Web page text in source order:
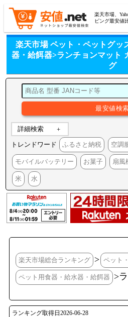
楽天市場、
ピング最安値
楽天市場 ペット・ペットグッ
器・給餌器>ランチョンマット
グ
詳細検索
トレンドワード ふるさと納税 空調
モバイルバッテリー お菓子 扇風
米 水
楽天市場総合ランキング > ペット
ペット用食器・給水器・給餌器 >
ランキング取得日2026-06-28